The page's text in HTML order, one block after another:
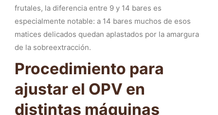
frutales, la diferencia entre 9 y 14 bares es
especialmente notable: a 14 bares muchos de esos
matices delicados quedan aplastados por la amargura
de la sobreextracción.
Procedimiento para
ajustar el OPV en
distintas máquinas